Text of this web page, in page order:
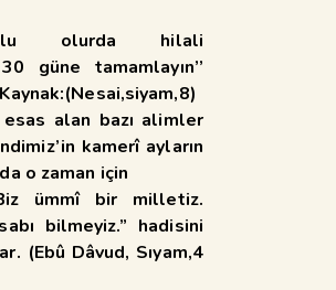
olurda hilali
güne tamamlayın’’
alan bazı alimler
kamerî ayların
o zaman için
ümmî bir milletiz.
bilmeyiz.” hadisini
(Ebû Dâvud, Sıyam,4